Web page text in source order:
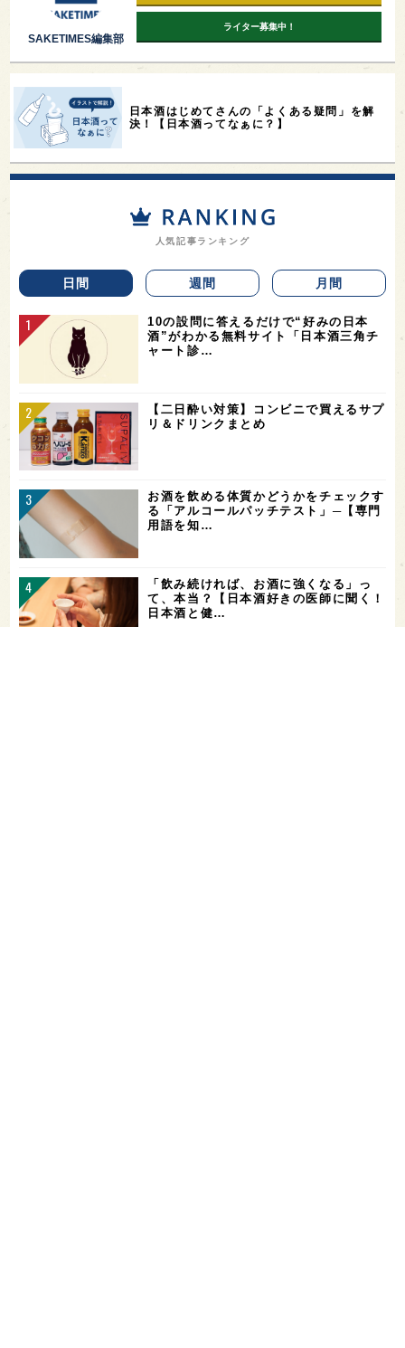
SAKETIMES編集部
ライター募集中！
日本酒はじめてさんの「よくある疑問」を解
決！【日本酒ってなぁに？】
人気記事ランキング
日間 週間 月間
10の設問に答えるだけで“好みの日本
酒”がわかる無料サイト「日本酒三角チ
ャート診…
【二日酔い対策】コンビニで買えるサプ
リ＆ドリンクまとめ
お酒を飲める体質かどうかをチェックす
る「アルコールパッチテスト」─【専門
用語を知…
「飲み続ければ、お酒に強くなる」っ
て、本当？【日本酒好きの医師に聞く！
日本酒と健…